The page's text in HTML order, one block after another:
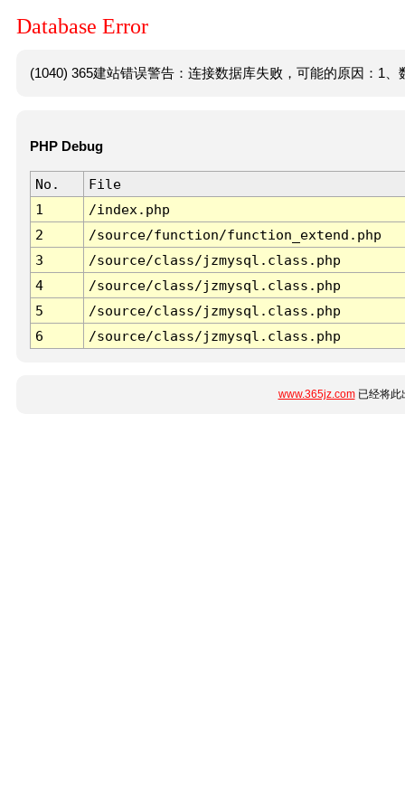
Database Error
(1040) 365建站错误警告：连接数据库失败，可能的原因：1
PHP Debug
No.
File
1
/index.php
2
/source/function/function_extend.php
3
/source/class/jzmysql.class.php
4
/source/class/jzmysql.class.php
5
/source/class/jzmysql.class.php
6
/source/class/jzmysql.class.php
www.365jz.com已经将此